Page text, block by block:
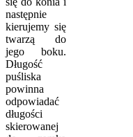
następnie
kierujemy się
twarzą do
jego boku.
Długość
puśliska
powinna
odpowiadać
długości
skierowanej